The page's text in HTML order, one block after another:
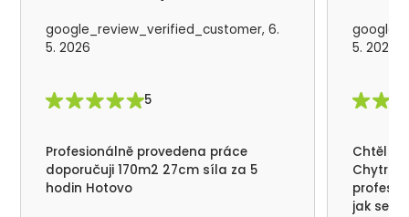
google_review_verified_customer, 6.
5. 2026
5
Profesionálně provedena práce
doporučuji 170m2 27cm síla za 5
hodin Hotovo
5. 2026
Chtěl
Chytrá
jak se